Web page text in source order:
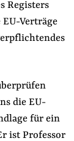
Registers
Verträge
die EU-
für ein
ist Professor